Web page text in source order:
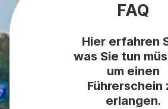
FAQ
Hier erfahren
was Sie tun
um einen
Führerschein
erlangen.